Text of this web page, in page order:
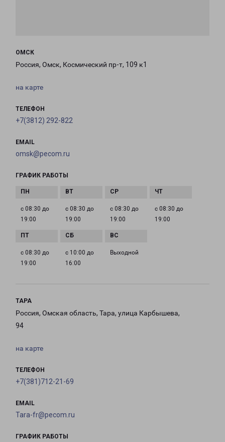
ОМСК
Россия, Омск, Космический пр-т, 109 к1
на карте
ТЕЛЕФОН
+7(3812) 292-822
EMAIL
omsk@pecom.ru
ГРАФИК РАБОТЫ
с 08:30 до
19:00
с 08:30 до
19:00
с 08:30 до
19:00
с 08:30 до
19:00
с 08:30 до
19:00
с 10:00 до
16:00
Выходной
ТАРА
Россия, Омская область, Тара, улица Карбышева,
94
на карте
ТЕЛЕФОН
+7(381)712-21-69
EMAIL
Tara-fr@pecom.ru
ГРАФИК РАБОТЫ